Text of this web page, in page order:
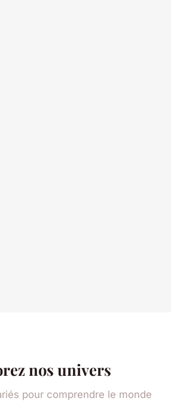
nos univers
pour comprendre le monde